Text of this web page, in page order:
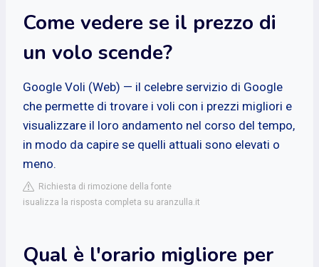
Come vedere se il prezzo di
un volo scende?
Google Voli (Web) — il celebre servizio di Google
che permette di trovare i voli con i prezzi migliori e
visualizzare il loro andamento nel corso del tempo,
in modo da capire se quelli attuali sono elevati o
meno.
Richiesta di rimozione della fonte
isualizza la risposta completa su aranzulla.it
Qual è l'orario migliore per